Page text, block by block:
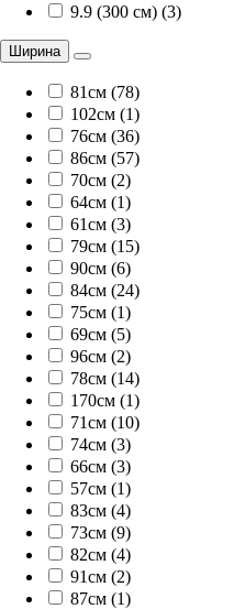
9.9 (300 см) (3)
Ширина
81см (78)
102см (1)
76см (36)
86см (57)
70см (2)
64см (1)
61см (3)
79см (15)
90см (6)
84см (24)
75см (1)
69см (5)
96см (2)
78см (14)
170см (1)
71см (10)
74см (3)
66см (3)
57см (1)
83см (4)
73см (9)
82см (4)
91см (2)
87см (1)